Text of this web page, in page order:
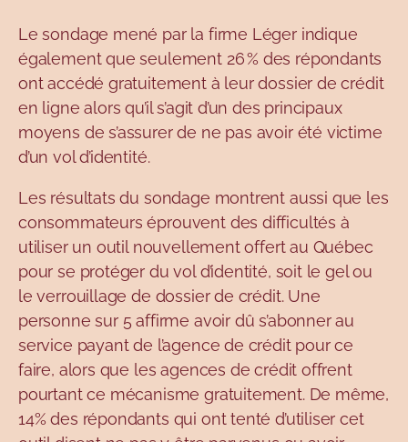
Le sondage mené par la firme Léger indique
également que seulement 26 % des répondants
ont accédé gratuitement à leur dossier de crédit
en ligne alors qu’il s’agit d’un des principaux
moyens de s’assurer de ne pas avoir été victime
d’un vol d’identité.
Les résultats du sondage montrent aussi que les
consommateurs éprouvent des difficultés à
utiliser un outil nouvellement offert au Québec
pour se protéger du vol d’identité, soit le gel ou
le verrouillage de dossier de crédit. Une
personne sur 5 affirme avoir dû s’abonner au
service payant de l’agence de crédit pour ce
faire, alors que les agences de crédit offrent
pourtant ce mécanisme gratuitement. De même,
14% des répondants qui ont tenté d’utiliser cet